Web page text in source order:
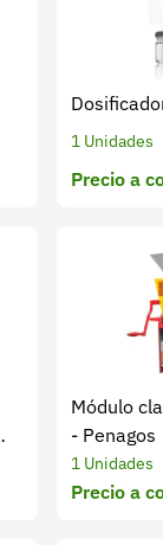
1 Unidades
Precio a
Módulo
- Penagos
1 Unidades
Precio a